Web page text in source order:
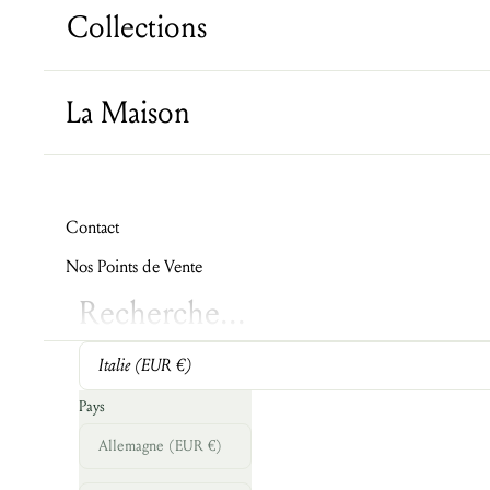
Collections
La Maison
Contact
Nos Points de Vente
Italie (EUR €)
Pays
Allemagne (EUR €)